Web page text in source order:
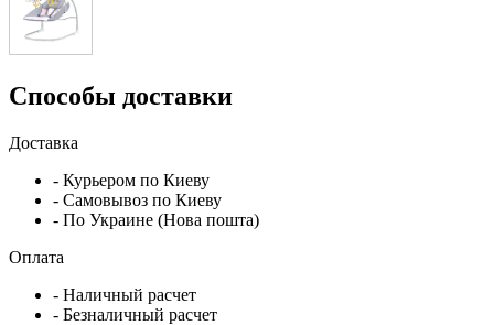
Способы доставки
Доставка
- Курьером по Киеву
- Самовывоз по Киеву
- По Украине (Нова пошта)
Оплата
- Наличный расчет
- Безналичный расчет